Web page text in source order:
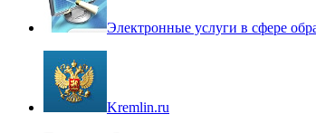
Электронные услуги в сфере
Kremlin.ru